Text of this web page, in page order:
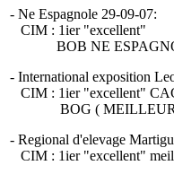
- Ne Espagnole 29-09-07:
CIM : 1ier "excellent"
BOB NE
- International exposition
CIM : 1ier "excellent"
BOG ( MEILLEURE
- Regional d'elevage
CIM : 1ier "excellent"